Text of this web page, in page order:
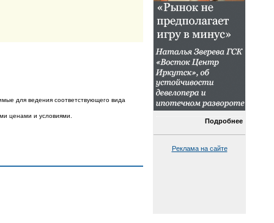
для ведения соответствующего вида
ценами и условиями.
Подробнее
Реклама на сайте